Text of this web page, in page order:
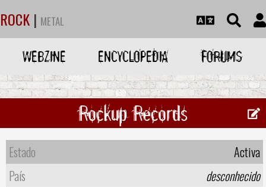
ROCK | METAL
WEBZINE ENCYCLOPEDIA FORUMS
Rockup Records
Estado
Activa
País
desconhecido